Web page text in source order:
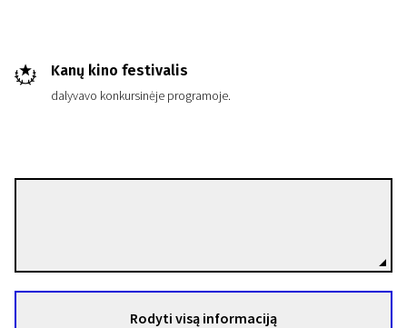
Kanų kino festivalis
dalyvavo konkursinėje programoje.
Rodyti visą informaciją